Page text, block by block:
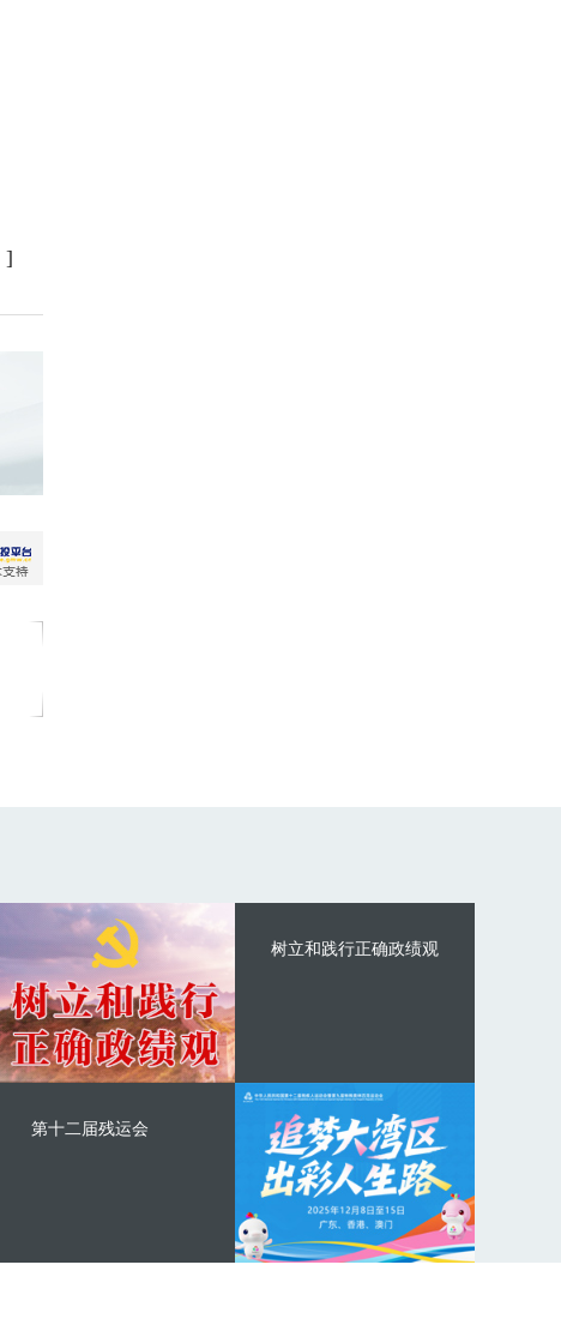
]
树立和践行正确政绩观
第十二届残运会